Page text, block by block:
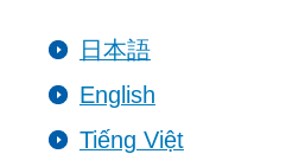
日本語
English
Tiếng Việt